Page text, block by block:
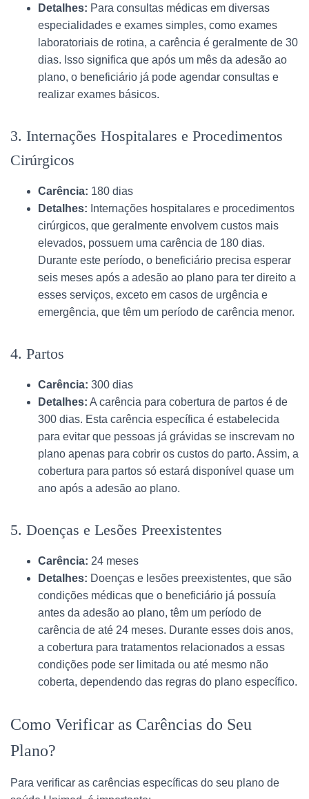
Detalhes: Para consultas médicas em diversas
especialidades e exames simples, como exames
laboratoriais de rotina, a carência é geralmente de 30
dias. Isso significa que após um mês da adesão ao
plano, o beneficiário já pode agendar consultas e
realizar exames básicos.
3. Internações Hospitalares e Procedimentos
Cirúrgicos
Carência: 180 dias
Detalhes: Internações hospitalares e procedimentos
cirúrgicos, que geralmente envolvem custos mais
elevados, possuem uma carência de 180 dias.
Durante este período, o beneficiário precisa esperar
seis meses após a adesão ao plano para ter direito a
esses serviços, exceto em casos de urgência e
emergência, que têm um período de carência menor.
4. Partos
Carência: 300 dias
Detalhes: A carência para cobertura de partos é de
300 dias. Esta carência específica é estabelecida
para evitar que pessoas já grávidas se inscrevam no
plano apenas para cobrir os custos do parto. Assim, a
cobertura para partos só estará disponível quase um
ano após a adesão ao plano.
5. Doenças e Lesões Preexistentes
Carência: 24 meses
Detalhes: Doenças e lesões preexistentes, que são
condições médicas que o beneficiário já possuía
antes da adesão ao plano, têm um período de
carência de até 24 meses. Durante esses dois anos,
a cobertura para tratamentos relacionados a essas
condições pode ser limitada ou até mesmo não
coberta, dependendo das regras do plano específico.
Como Verificar as Carências do Seu
Plano?
Para verificar as carências específicas do seu plano de